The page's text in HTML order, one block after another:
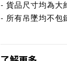
- 貨品尺寸均為大
- 所有吊墜均不包